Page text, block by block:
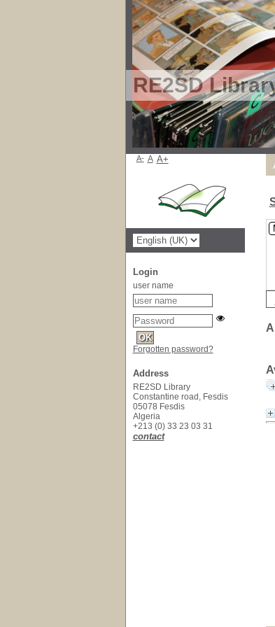
RE2SD
A- A A+
Login
user name
Forgotten password?
Address
RE2SD Library
Constantine road, Fesdis
05078 Fesdis
Algeria
+213 (0) 33 23 03 31
contact